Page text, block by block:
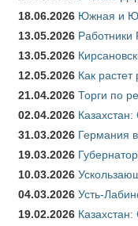
18.06.2026 Южная и
13.05.2026 Работники
13.05.2026
12.05.2026 Как
21.04.2026 Торги по
02.04.2026
31.03.2026 Германия
19.03.2026
10.03.2026
04.03.2026 Усть-
19.02.2026